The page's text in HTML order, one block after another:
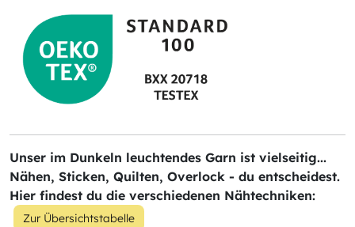
Unser im Dunkeln leuchtendes Garn ist vielseitig...
Nähen, Sticken, Quilten, Overlock - du entscheidest.
Hier findest du die verschiedenen Nähtechniken:
Zur Übersichtstabelle